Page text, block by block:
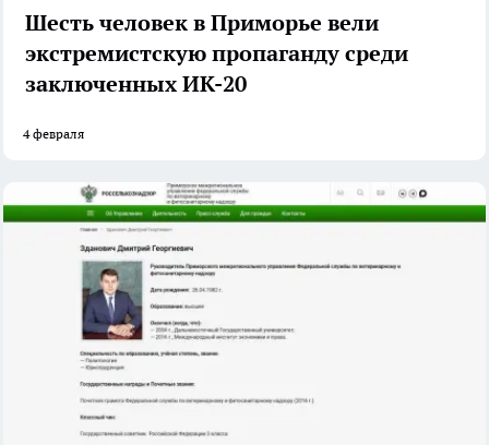
Шесть человек в Приморье вели
экстремистскую пропаганду среди
заключенных ИК-20
4 февраля